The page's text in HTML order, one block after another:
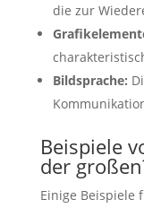
die zur
Bildsprache:
Beispiele
der
Einige Beispiele